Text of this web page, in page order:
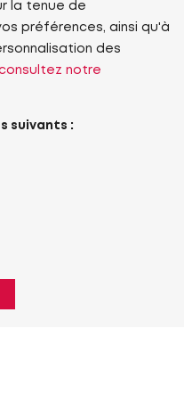
la tenue de
préférences, ainsi qu'à
des
notre
suivants :